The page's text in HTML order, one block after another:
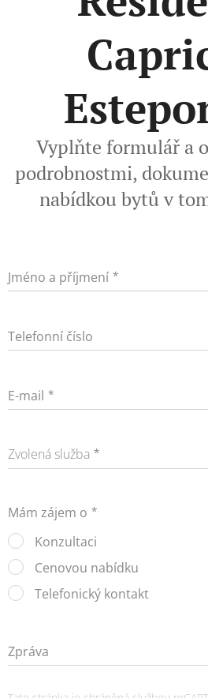
Vyplňte formulář a
podrobnostmi,
nabídkou bytů v
Jméno a příjmení
Telefonní číslo
E-mail
Zvolená služba
Mám zájem o
Konzultaci
Cenovou nabídku
Telefonický kontakt
Zpráva